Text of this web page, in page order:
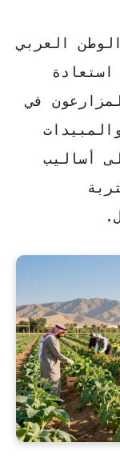
العربي
في
أساليب